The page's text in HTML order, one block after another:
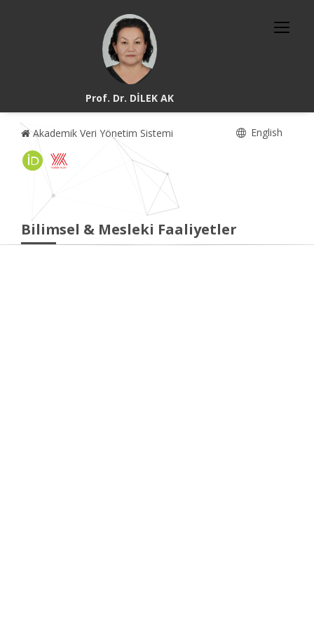
Prof. Dr. DİLEK AK
Akademik Veri Yönetim Sistemi English
Bilimsel & Mesleki Faaliyetler